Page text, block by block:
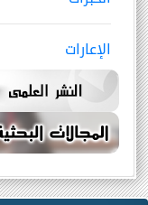
الإعارات